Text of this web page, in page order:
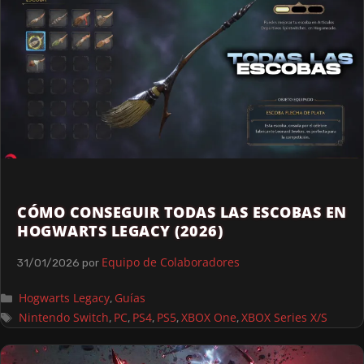
CÓMO CONSEGUIR TODAS LAS ESCOBAS EN
HOGWARTS LEGACY (2026)
31/01/2026 por Equipo de Colaboradores
Hogwarts Legacy, Guías
Nintendo Switch, PC, PS4, PS5,XBOX One,XBOX Series X/S